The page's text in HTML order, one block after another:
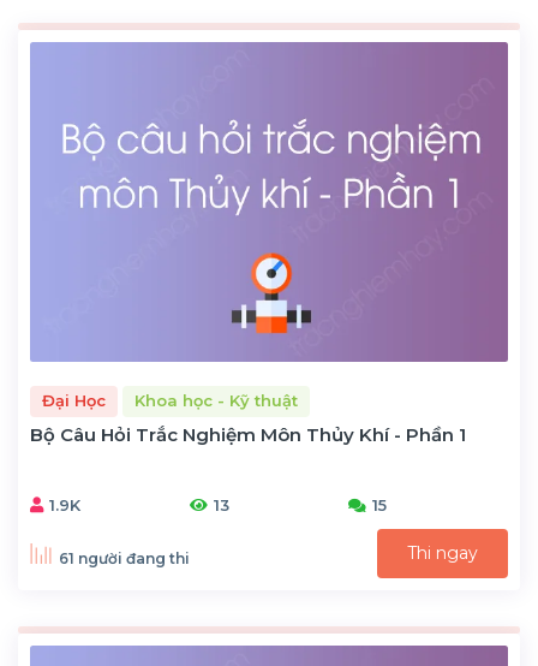
Đại Học Khoa học - Kỹ thuật
Bộ Câu Hỏi Trắc Nghiệm Môn Thủy Khí - Phần 1
1.9K 13 15
61 người đang thi Thi ngay